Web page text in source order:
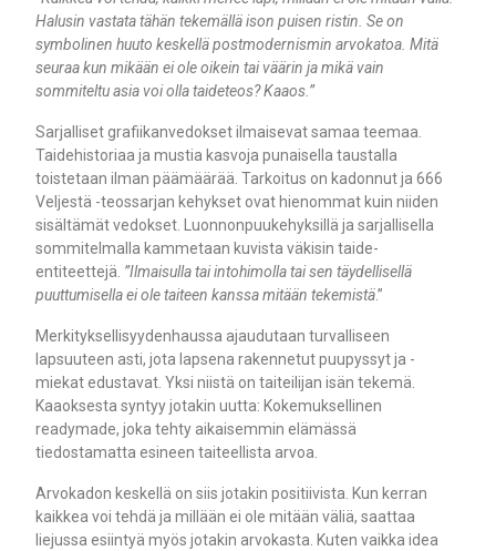
Halusin vastata tähän tekemällä ison puisen ristin. Se on
symbolinen huuto keskellä postmodernismin arvokatoa. Mitä
seuraa kun mikään ei ole oikein tai väärin ja mikä vain
sommiteltu asia voi olla taideteos? Kaaos.”
Sarjalliset grafiikanvedokset ilmaisevat samaa teemaa.
Taidehistoriaa ja mustia kasvoja punaisella taustalla
toistetaan ilman päämäärää. Tarkoitus on kadonnut ja 666
Veljestä -teossarjan kehykset ovat hienommat kuin niiden
sisältämät vedokset. Luonnonpuukehyksillä ja sarjallisella
sommitelmalla kammetaan kuvista väkisin taide-
entiteettejä. ”Ilmaisulla tai intohimolla tai sen täydellisellä
puuttumisella ei ole taiteen kanssa mitään tekemistä.”
Merkityksellisyydenhaussa ajaudutaan turvalliseen
lapsuuteen asti, jota lapsena rakennetut puupyssyt ja -
miekat edustavat. Yksi niistä on taiteilijan isän tekemä.
Kaaoksesta syntyy jotakin uutta: Kokemuksellinen
readymade, joka tehty aikaisemmin elämässä
tiedostamatta esineen taiteellista arvoa.
Arvokadon keskellä on siis jotakin positiivista. Kun kerran
kaikkea voi tehdä ja millään ei ole mitään väliä, saattaa
liejussa esiintyä myös jotakin arvokasta. Kuten vaikka idea